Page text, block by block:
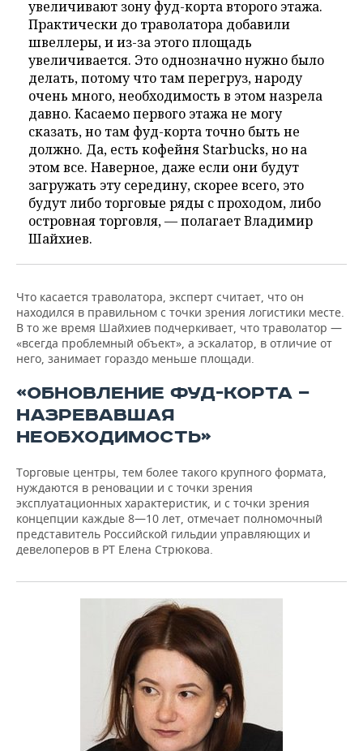
увеличивают зону фуд-корта второго этажа.
Практически до траволатора добавили
швеллеры, и из-за этого площадь
увеличивается. Это однозначно нужно было
делать, потому что там перегруз, народу
очень много, необходимость в этом назрела
давно. Касаемо первого этажа не могу
сказать, но там фуд-корта точно быть не
должно. Да, есть кофейня Starbucks, но на
этом все. Наверное, даже если они будут
загружать эту середину, скорее всего, это
будут либо торговые ряды с проходом, либо
островная торговля, — полагает Владимир
Шайхиев.
Что касается траволатора, эксперт считает, что он
находился в правильном с точки зрения логистики месте.
В то же время Шайхиев подчеркивает, что траволатор —
«всегда проблемный объект», а эскалатор, в отличие от
него, занимает гораздо меньше площади.
«ОБНОВЛЕНИЕ ФУД-КОРТА —
НАЗРЕВАВШАЯ
НЕОБХОДИМОСТЬ»
Торговые центры, тем более такого крупного формата,
нуждаются в реновации и с точки зрения
эксплуатационных характеристик, и с точки зрения
концепции каждые 8—10 лет, отмечает полномочный
представитель Российской гильдии управляющих и
девелоперов в РТ Елена Стрюкова.